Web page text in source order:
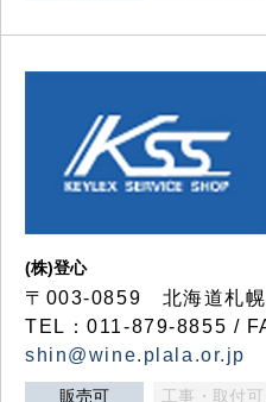
(株)登心
〒003-0859 北海道札幌
TEL：011-879-8855 /
shin@wine.plala.or.jp
販売可 工事・取付可